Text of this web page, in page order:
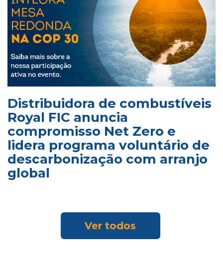
Distribuidora de combustíveis
Royal FIC anuncia
compromisso Net Zero e
lidera programa voluntário de
descarbonização com arranjo
global
Ver todos